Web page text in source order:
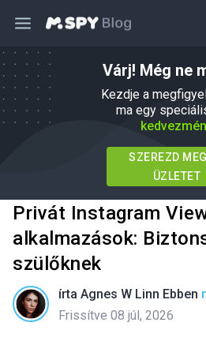
Várj! Még ne
Kezdje a
ma egy
SZEREZD
ÜZLETET
Privát Instagram
alkalmazások:
szülőknek
írta Agnes W Linn Ebben
Frissítve 08 júl, 2026